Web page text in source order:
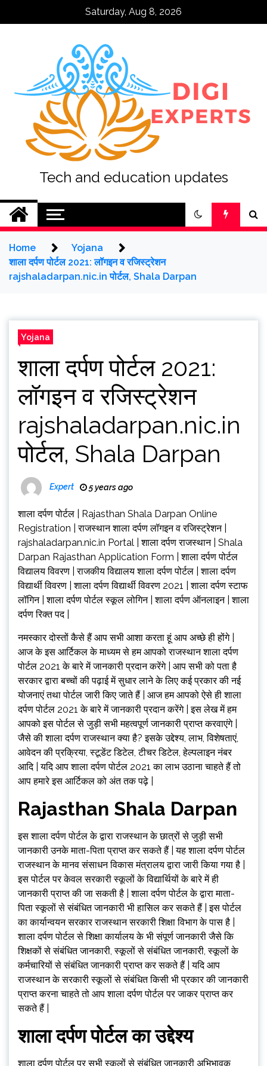
Saturday, Aug 8, 2026
Tech and education updates
Home
Yojana
शाला दर्पण पोर्टल 2021: लॉगइन व रजिस्ट्रेशन
rajshaladarpan.nic.in पोर्टल, Shala Darpan
Yojana
शाला दर्पण पोर्टल 2021:
लॉगइन व रजिस्ट्रेशन
rajshaladarpan.nic.in
पोर्टल, Shala Darpan
Expert 5 years ago
शाला दर्पण पोर्टल | Rajasthan Shala Darpan Online
Registration | राजस्थान शाला दर्पण लॉगइन व रजिस्ट्रेशन |
rajshaladarpan.nic.in Portal | शाला दर्पण राजस्थान | Shala
Darpan Rajasthan Application Form | शाला दर्पण पोर्टल
विद्यालय विवरण | राजकीय विद्यालय शाला दर्पण पोर्टल | शाला दर्पण
विद्यार्थी विवरण | शाला दर्पण विद्यार्थी विवरण 2021 | शाला दर्पण स्टाफ
लॉगिन | शाला दर्पण पोर्टल स्कूल लोगिन | शाला दर्पण ऑनलाइन | शाला
दर्पण रिक्त पद |
नमस्कार दोस्तों कैसे हैं आप सभी आशा करता हूं आप अच्छे ही होंगे |
आज के इस आर्टिकल के माध्यम से हम आपको राजस्थान शाला दर्पण
पोर्टल 2021 के बारे में जानकारी प्रदान करेंगे | आप सभी को पता है
सरकार द्वारा बच्चों की पढ़ाई में सुधार लाने के लिए कई प्रकार की नई
योजनाएं तथा पोर्टल जारी किए जाते हैं | आज हम आपको ऐसे ही शाला
दर्पण पोर्टल 2021 के बारे में जानकारी प्रदान करेंगे | इस लेख में हम
आपको इस पोर्टल से जुड़ी सभी महत्वपूर्ण जानकारी प्राप्त करवाएंगे |
जैसे की शाला दर्पण राजस्थान क्या है? इसके उद्देश्य, लाभ, विशेषताएं,
आवेदन की प्रक्रिया, स्टूडेंट डिटेल, टीचर डिटेल, हेल्पलाइन नंबर
आदि | यदि आप शाला दर्पण पोर्टल 2021 का लाभ उठाना चाहते हैं तो
आप हमारे इस आर्टिकल को अंत तक पढ़े |
Rajasthan Shala Darpan
इस शाला दर्पण पोर्टल के द्वारा राजस्थान के छात्रों से जुड़ी सभी
जानकारी उनके माता-पिता प्राप्त कर सकते हैं | यह शाला दर्पण पोर्टल
राजस्थान के मानव संसाधन विकास मंत्रालय द्वारा जारी किया गया है |
इस पोर्टल पर केवल सरकारी स्कूलों के विद्यार्थियों के बारे में ही
जानकारी प्राप्त की जा सकती है | शाला दर्पण पोर्टल के द्वारा माता-
पिता स्कूलों से संबंधित जानकारी भी हासिल कर सकते हैं | इस पोर्टल
का कार्यान्वयन सरकार राजस्थान सरकारी शिक्षा विभाग के पास है |
शाला दर्पण पोर्टल से शिक्षा कार्यालय के भी संपूर्ण जानकारी जैसे कि
शिक्षकों से संबंधित जानकारी, स्कूलों से संबंधित जानकारी, स्कूलों के
कर्मचारियों से संबंधित जानकारी प्राप्त कर सकते हैं | यदि आप
राजस्थान के सरकारी स्कूलों से संबंधित किसी भी प्रकार की जानकारी
प्राप्त करना चाहते तो आप शाला दर्पण पोर्टल पर जाकर प्राप्त कर
सकते हैं |
शाला दर्पण पोर्टल का उद्देश्य
शाला दर्पण पोर्टल पर सभी स्कूलों से संबंधित जानकारी अभिभावक